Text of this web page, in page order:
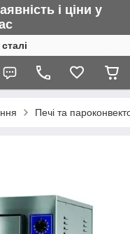
і ціни у
Печі та